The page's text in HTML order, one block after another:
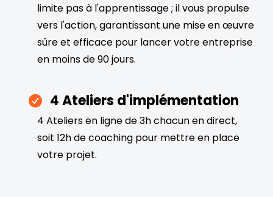
limite pas à l'apprentissage ; il vous propulse
vers l'action, garantissant une mise en œuvre
sûre et efficace pour lancer votre entreprise
en moins de 90 jours.
4 Ateliers d'implémentation
4 Ateliers en ligne de 3h chacun en direct,
soit 12h de coaching pour mettre en place
votre projet.